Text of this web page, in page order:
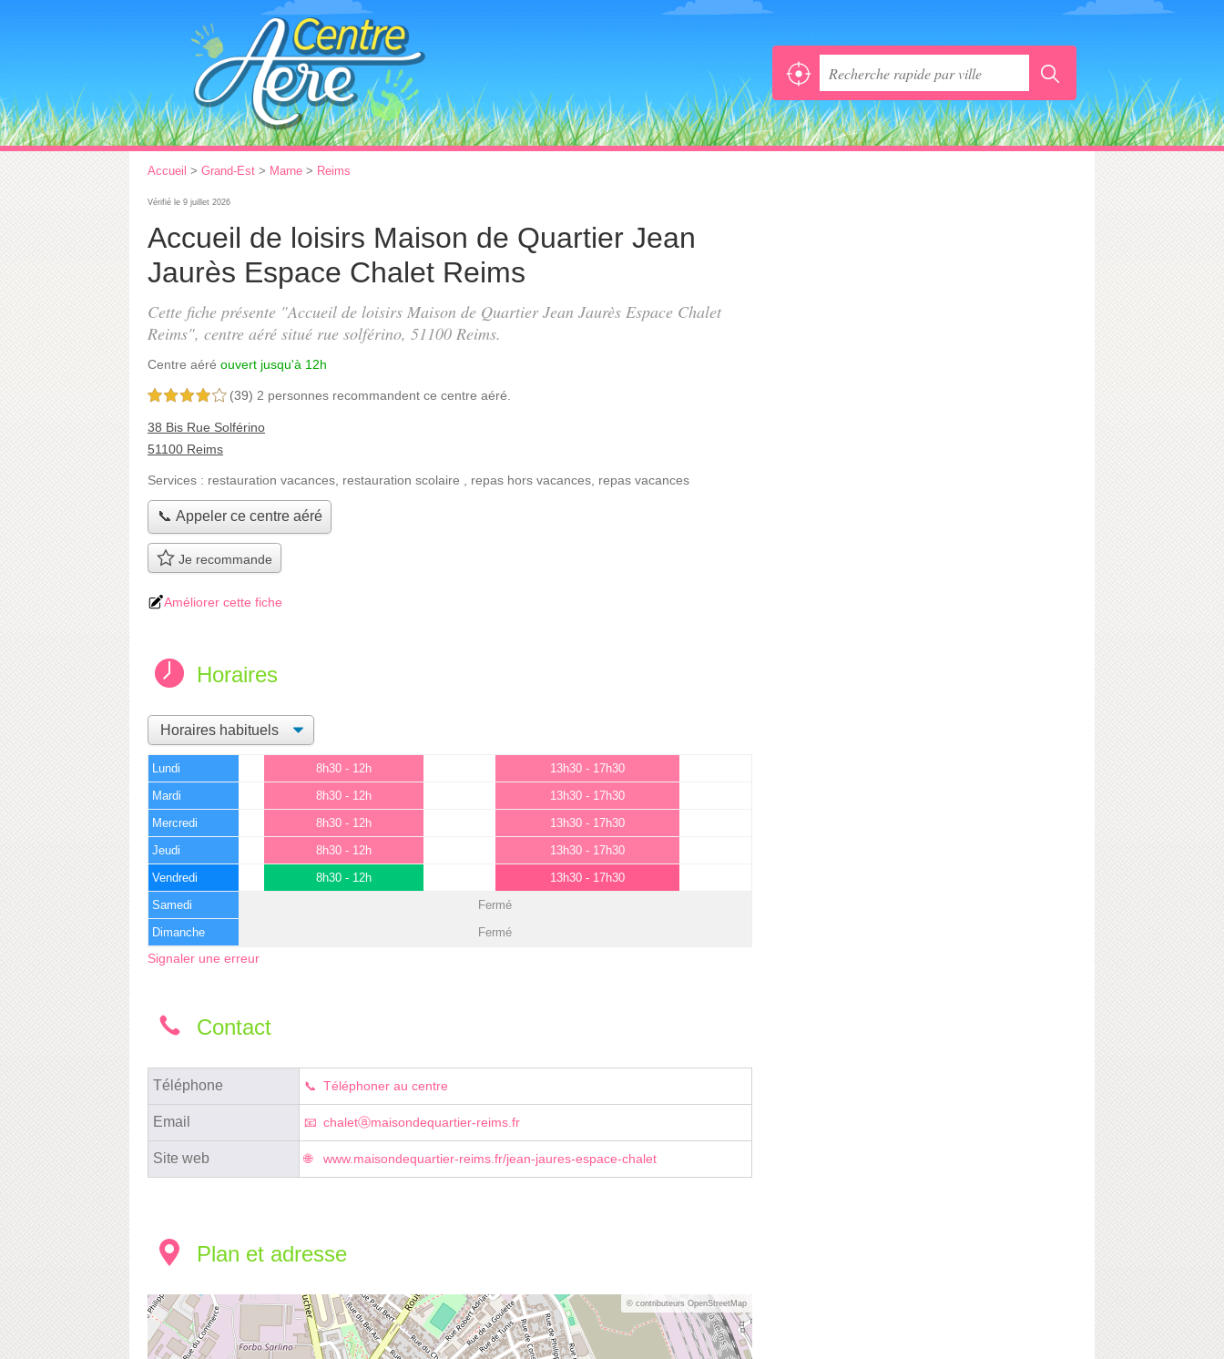
Accueil > Grand-Est > Marne > Reims
Vérifié le 9 juillet 2026
Accueil de loisirs Maison de Quartier Jean
Jaurès Espace Chalet Reims
Cette fiche présente "Accueil de loisirs Maison de Quartier Jean Jaurès Espace Chalet
Reims", centre aéré situé rue solférino, 51100 Reims.
Centre aéré ouvert jusqu'à 12h
4,0 étoiles sur 5 (39) 2 personnes recommandent ce centre aéré.
38 Bis Rue Solférino
51100 Reims
Services : restauration vacances restauration scolaire repas hors vacances repas vacances
📞 Appeler ce centre aéré
Je recommande
Améliorer cette fiche
Horaires
Lundi 8h30 - 12h 13h30 - 17h30
Mardi 8h30 - 12h 13h30 - 17h30
Mercredi 8h30 - 12h 13h30 - 17h30
Jeudi 8h30 - 12h 13h30 - 17h30
Vendredi 8h30 - 12h 13h30 - 17h30
Samedi Fermé
Dimanche Fermé
Signaler une erreur
Contact
Téléphone Téléphoner au centre
Email chaletⓐmaisondequartier-reims.fr
Site web www.maisondequartier-reims.fr/jean-jaures-espace-chalet
Plan et adresse
© contributeurs OpenStreetMap